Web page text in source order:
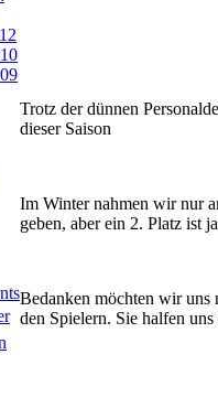
Trotz der dünnen
dieser Saison
Im Winter nahmen wir nur
geben, aber ein 2. Platz ist
Bedanken möchten wir uns
den Spielern. Sie halfen